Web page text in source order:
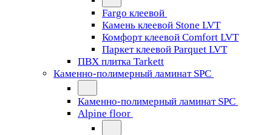
Fargo клеевой
Камень клеевой Stone LVT
Комфорт клеевой Comfort LVT
Паркет клеевой Parquet LVT
ПВХ плитка Tarkett
Каменно-полимерный ламинат SPC
Каменно-полимерный ламинат SPC
Alpine floor